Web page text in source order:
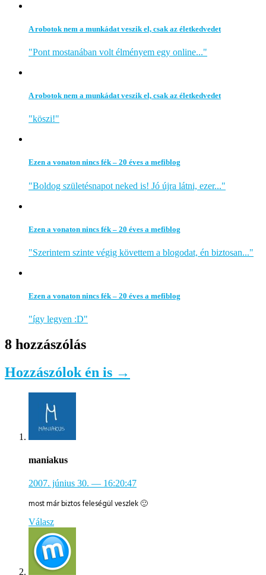
A robotok nem a munkádat veszik el, csak az életkedvedet
"Pont mostanában volt élményem egy online..."
A robotok nem a munkádat veszik el, csak az életkedvedet
"köszi!"
Ezen a vonaton nincs fék – 20 éves a mefiblog
"Boldog születésnapot neked is! Jó újra látni, ezer..."
Ezen a vonaton nincs fék – 20 éves a mefiblog
"Szerintem szinte végig követtem a blogodat, én biztosan..."
Ezen a vonaton nincs fék – 20 éves a mefiblog
"így legyen :D"
8 hozzászólás
Hozzászólok én is →
maniakus
2007. június 30. — 16:20:47
most már biztos feleségül veszlek 🙂
Válasz